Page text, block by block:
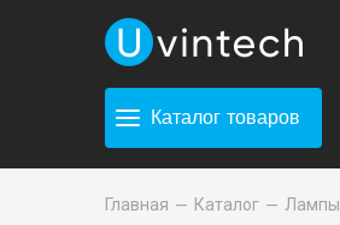
Каталог товаров
Главная Каталог Лампы